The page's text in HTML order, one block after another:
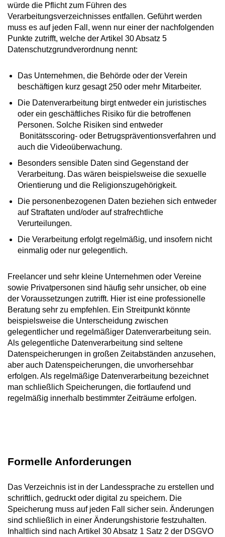
würde die Pflicht zum Führen des
Verarbeitungsverzeichnisses entfallen. Geführt werden
muss es auf jeden Fall, wenn nur einer der nachfolgenden
Punkte zutrifft, welche der Artikel 30 Absatz 5
Datenschutzgrundverordnung nennt:
Das Unternehmen, die Behörde oder der Verein
beschäftigen kurz gesagt 250 oder mehr Mitarbeiter.
Die Datenverarbeitung birgt entweder ein juristisches
oder ein geschäftliches Risiko für die betroffenen
Personen. Solche Risiken sind entweder
Bonitätsscoring- oder Betrugspräventionsverfahren und
auch die Videoüberwachung.
Besonders sensible Daten sind Gegenstand der
Verarbeitung. Das wären beispielsweise die sexuelle
Orientierung und die Religionszugehörigkeit.
Die personenbezogenen Daten beziehen sich entweder
auf Straftaten und/oder auf strafrechtliche
Verurteilungen.
Die Verarbeitung erfolgt regelmäßig, und insofern nicht
einmalig oder nur gelegentlich.
Freelancer und sehr kleine Unternehmen oder Vereine
sowie Privatpersonen sind häufig sehr unsicher, ob eine
der Voraussetzungen zutrifft. Hier ist eine professionelle
Beratung sehr zu empfehlen. Ein Streitpunkt könnte
beispielsweise die Unterscheidung zwischen
gelegentlicher und regelmäßiger Datenverarbeitung sein.
Als gelegentliche Datenverarbeitung sind seltene
Datenspeicherungen in großen Zeitabständen anzusehen,
aber auch Datenspeicherungen, die unvorhersehbar
erfolgen. Als regelmäßige Datenverarbeitung bezeichnet
man schließlich Speicherungen, die fortlaufend und
regelmäßig innerhalb bestimmter Zeiträume erfolgen.
Formelle Anforderungen
Das Verzeichnis ist in der Landessprache zu erstellen und
schriftlich, gedruckt oder digital zu speichern. Die
Speicherung muss auf jeden Fall sicher sein. Änderungen
sind schließlich in einer Änderungshistorie festzuhalten.
Inhaltlich sind nach Artikel 30 Absatz 1 Satz 2 der DSGVO